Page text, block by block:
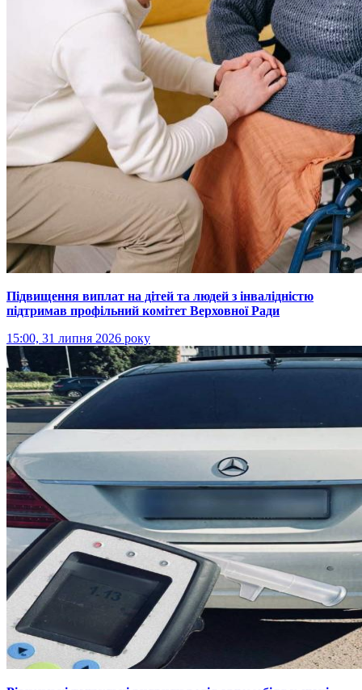
Підвищення виплат на дітей та людей з інвалідністю
підтримав профільний комітет Верховної Ради
15:00, 31 липня 2026 року